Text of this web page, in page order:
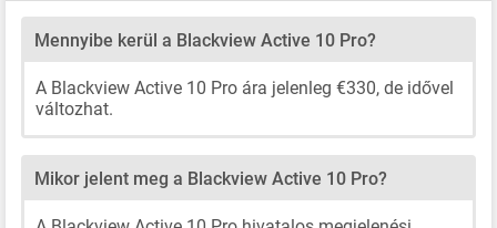
Mennyibe kerül a Blackview Active 10 Pro?
A Blackview Active 10 Pro ára jelenleg €330, de idővel
változhat.
Mikor jelent meg a Blackview Active 10 Pro?